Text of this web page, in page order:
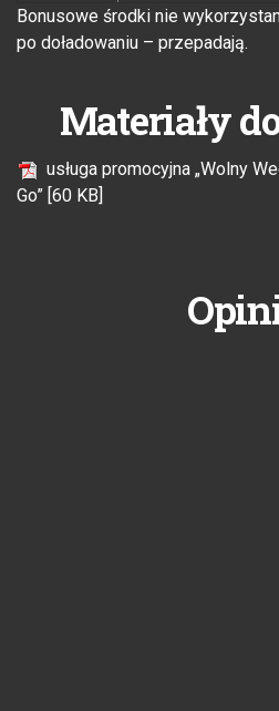
Bonusowe środki nie
po doładowaniu – przepadają.
Materiały
usługa promocyjna „Wolny
Go” [60 KB]